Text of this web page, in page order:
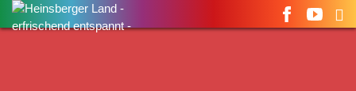
Suchen
nach: